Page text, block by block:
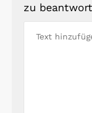
zu